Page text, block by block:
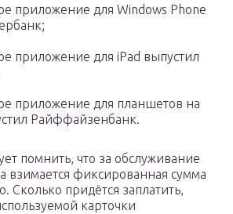
приложение для Windows Phone
приложение для iPad выпустил
приложение для планшетов на
Райффайзенбанк.
помнить, что за обслуживание
взимается фиксированная сумма
Сколько придётся заплатить,
карточки